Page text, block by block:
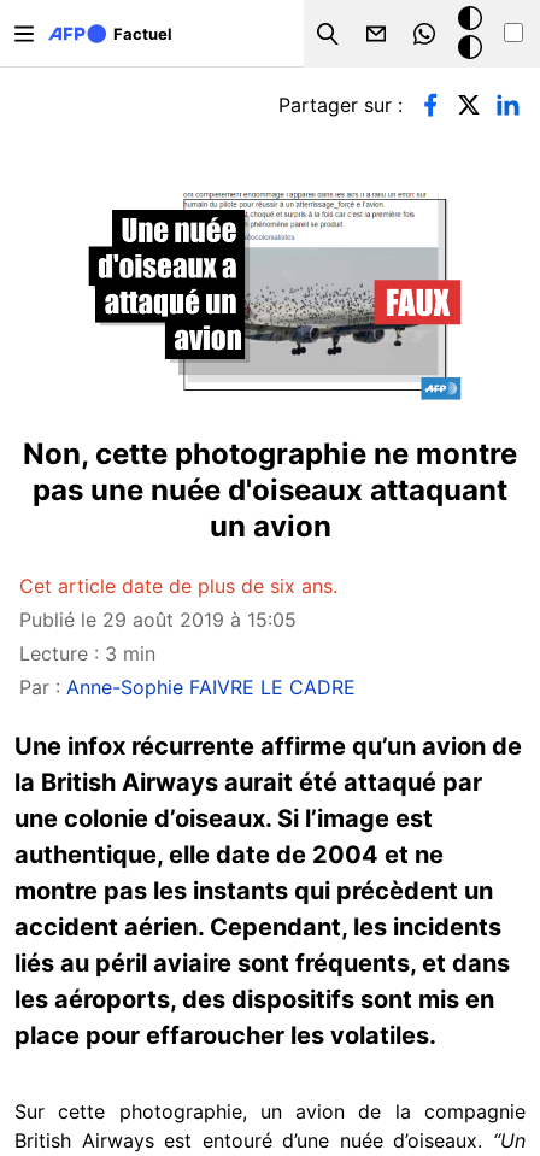
Factuel
Search
Mode
sombre
Onglets principaux
Partager sur :
Non, cette photographie ne montre
pas une nuée d'oiseaux attaquant
un avion
Cet article date de plus de six ans.
Publié le 29 août 2019 à 15:05
Lecture : 3 min
Par : Anne-Sophie FAIVRE LE CADRE
Une infox récurrente affirme qu’un avion de
la British Airways aurait été attaqué par
une colonie d’oiseaux. Si l’image est
authentique, elle date de 2004 et ne
montre pas les instants qui précèdent un
accident aérien. Cependant, les incidents
liés au péril aviaire sont fréquents, et dans
les aéroports, des dispositifs sont mis en
place pour effaroucher les volatiles.
Sur cette photographie, un avion de la compagnie
British Airways est entouré d’une nuée d’oiseaux. “Un